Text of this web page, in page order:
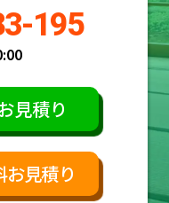
195
見積り
お見積り